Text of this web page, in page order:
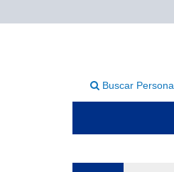
Buscar Persona